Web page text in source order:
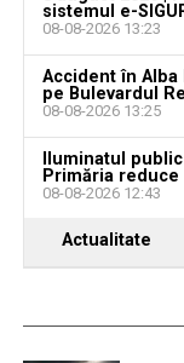
sistemul e-
08-08-2026 13:23
Accident în
pe Bulevardul
08-08-2026 13:25
Iluminatul
Primăria
08-08-2026 12:43
Actualitate